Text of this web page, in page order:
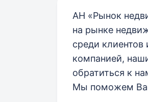
АН «Рынок
на рынке
среди
компанией,
обратиться к
Мы поможем